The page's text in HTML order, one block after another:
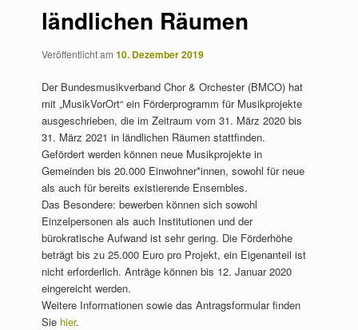
ländlichen Räumen
Veröffentlicht am 10. Dezember 2019
Der Bundesmusikverband Chor & Orchester (BMCO) hat
mit „MusikVorOrt“ ein Förderprogramm für Musikprojekte
ausgeschrieben, die im Zeitraum vom 31. März 2020 bis
31. März 2021 in ländlichen Räumen stattfinden.
Gefördert werden können neue Musikprojekte in
Gemeinden bis 20.000 Einwohner*innen, sowohl für neue
als auch für bereits existierende Ensembles.
Das Besondere: bewerben können sich sowohl
Einzelpersonen als auch Institutionen und der
bürokratische Aufwand ist sehr gering. Die Förderhöhe
beträgt bis zu 25.000 Euro pro Projekt, ein Eigenanteil ist
nicht erforderlich. Anträge können bis 12. Januar 2020
eingereicht werden.
Weitere Informationen sowie das Antragsformular finden
Sie hier.